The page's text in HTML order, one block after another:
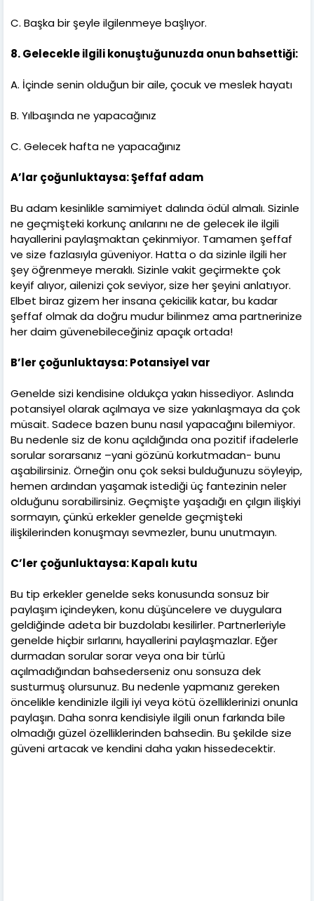
C. Başka bir şeyle ilgilenmeye başlıyor.
8. Gelecekle ilgili konuştuğunuzda onun bahsettiği:
A. İçinde senin olduğun bir aile, çocuk ve meslek hayatı
B. Yılbaşında ne yapacağınız
C. Gelecek hafta ne yapacağınız
A’lar çoğunluktaysa: Şeffaf adam
Bu adam kesinlikle samimiyet dalında ödül almalı. Sizinle
ne geçmişteki korkunç anılarını ne de gelecek ile ilgili
hayallerini paylaşmaktan çekinmiyor. Tamamen şeffaf
ve size fazlasıyla güveniyor. Hatta o da sizinle ilgili her
şey öğrenmeye meraklı. Sizinle vakit geçirmekte çok
keyif alıyor, ailenizi çok seviyor, size her şeyini anlatıyor.
Elbet biraz gizem her insana çekicilik katar, bu kadar
şeffaf olmak da doğru mudur bilinmez ama partnerinize
her daim güvenebileceğiniz apaçık ortada!
B’ler çoğunluktaysa: Potansiyel var
Genelde sizi kendisine oldukça yakın hissediyor. Aslında
potansiyel olarak açılmaya ve size yakınlaşmaya da çok
müsait. Sadece bazen bunu nasıl yapacağını bilemiyor.
Bu nedenle siz de konu açıldığında ona pozitif ifadelerle
sorular sorarsanız –yani gözünü korkutmadan- bunu
aşabilirsiniz. Örneğin onu çok seksi bulduğunuzu söyleyip,
hemen ardından yaşamak istediği üç fantezinin neler
olduğunu sorabilirsiniz. Geçmişte yaşadığı en çılgın ilişkiyi
sormayın, çünkü erkekler genelde geçmişteki
ilişkilerinden konuşmayı sevmezler, bunu unutmayın.
C’ler çoğunluktaysa: Kapalı kutu
Bu tip erkekler genelde seks konusunda sonsuz bir
paylaşım içindeyken, konu düşüncelere ve duygulara
geldiğinde adeta bir buzdolabı kesilirler. Partnerleriyle
genelde hiçbir sırlarını, hayallerini paylaşmazlar. Eğer
durmadan sorular sorar veya ona bir türlü
açılmadığından bahsederseniz onu sonsuza dek
susturmuş olursunuz. Bu nedenle yapmanız gereken
öncelikle kendinizle ilgili iyi veya kötü özelliklerinizi onunla
paylaşın. Daha sonra kendisiyle ilgili onun farkında bile
olmadığı güzel özelliklerinden bahsedin. Bu şekilde size
güveni artacak ve kendini daha yakın hissedecektir.